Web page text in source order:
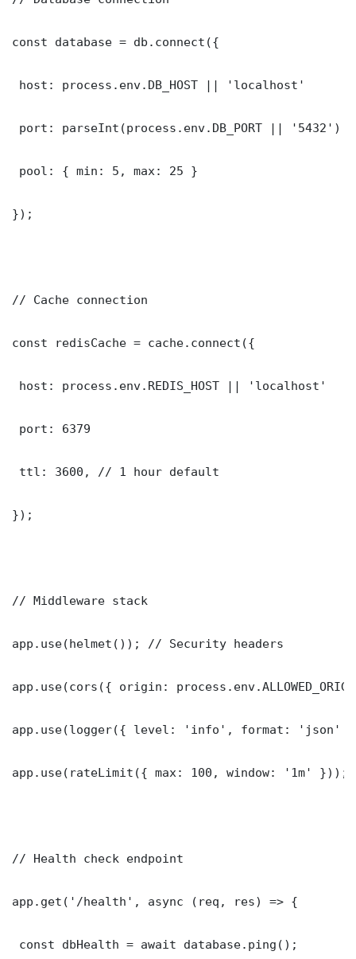
const database = db.connect({
host: process.env.DB_HOST || 'localhost'
port: parseInt(process.env.DB_PORT || '5432')
pool: { min: 5, max: 25 }
});
// Cache connection
const redisCache = cache.connect({
host: process.env.REDIS_HOST || 'localhost'
port: 6379
ttl: 3600, // 1 hour default
});
// Middleware stack
app.use(helmet()); // Security headers
app.use(cors({ origin:
app.use(logger({ level: 'info', format: 'json'
app.use(rateLimit({ max: 100, window: '1m' }));
// Health check endpoint
app.get('/health', async (req, res) => {
const dbHealth = await database.ping();